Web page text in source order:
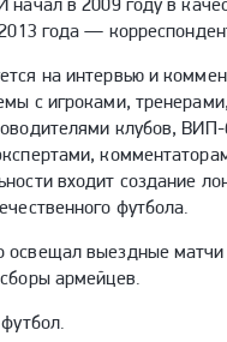
года —
на интервью и
с игроками,
клубов,
входит создание
футбола.
освещал выездные
армейцев.